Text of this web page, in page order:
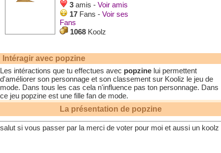
3 amis - Voir amis
17 Fans - Voir ses
Fans
1068 Koolz
Intéragir avec popzine
Les intéractions que tu effectues avec popzine lui permettent
d'améliorer son personnage et son classement sur Kooliz le jeu de
mode. Dans tous les cas cela n'influence pas ton personnage. Dans
ce jeu popzine est une fille fan de mode.
La présentation de popzine
salut si vous passer par la merci de voter pour moi et aussi un koolz